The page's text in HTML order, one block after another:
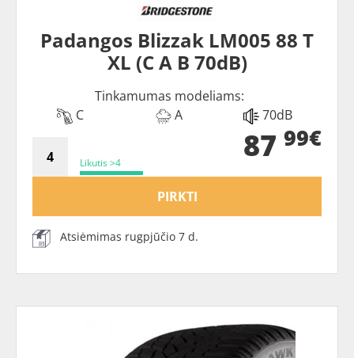
Padangos Blizzak LM005 88 T
XL (C A B 70dB)
Tinkamumas modeliams:
C
A 70dB
Likutis >4 87 99€
PIRKTI
Atsiėmimas rugpjūčio 7 d.